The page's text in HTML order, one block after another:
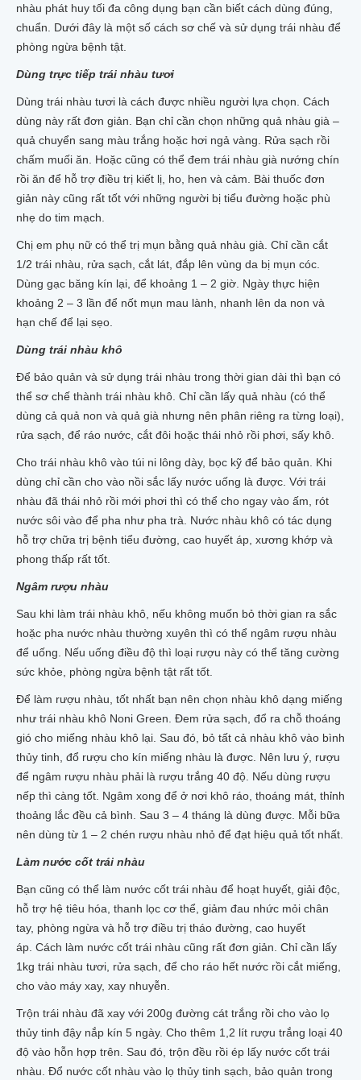
nhàu phát huy tối đa công dụng bạn cần biết cách dùng đúng,
chuẩn. Dưới đây là một số cách sơ chế và sử dụng trái nhàu để
phòng ngừa bệnh tật.
Dùng trực tiếp trái nhàu tươi
Dùng trái nhàu tươi là cách được nhiều người lựa chọn. Cách
dùng này rất đơn giản. Bạn chỉ cần chọn những quả nhàu già –
quả chuyển sang màu trắng hoặc hơi ngả vàng. Rửa sạch rồi
chấm muối ăn. Hoặc cũng có thể đem trái nhàu già nướng chín
rồi ăn để hỗ trợ điều trị kiết lị, ho, hen và cảm. Bài thuốc đơn
giản này cũng rất tốt với những người bị tiểu đường hoặc phù
nhẹ do tim mạch.
Chị em phụ nữ có thể trị mụn bằng quả nhàu già. Chỉ cần cắt
1/2 trái nhàu, rửa sạch, cắt lát, đắp lên vùng da bị mụn cóc.
Dùng gạc băng kín lại, để khoảng 1 – 2 giờ. Ngày thực hiện
khoảng 2 – 3 lần để nốt mụn mau lành, nhanh lên da non và
hạn chế để lại sẹo.
Dùng trái nhàu khô
Để bảo quản và sử dụng trái nhàu trong thời gian dài thì bạn có
thể sơ chế thành trái nhàu khô. Chỉ cần lấy quả nhàu (có thể
dùng cả quả non và quả già nhưng nên phân riêng ra từng loại),
rửa sạch, để ráo nước, cắt đôi hoặc thái nhỏ rồi phơi, sấy khô.
Cho trái nhàu khô vào túi ni lông dày, bọc kỹ để bảo quản. Khi
dùng chỉ cần cho vào nồi sắc lấy nước uống là được. Với trái
nhàu đã thái nhỏ rồi mới phơi thì có thể cho ngay vào ấm, rót
nước sôi vào để pha như pha trà. Nước nhàu khô có tác dụng
hỗ trợ chữa trị bệnh tiểu đường, cao huyết áp, xương khớp và
phong thấp rất tốt.
Ngâm rượu nhàu
Sau khi làm trái nhàu khô, nếu không muốn bỏ thời gian ra sắc
hoặc pha nước nhàu thường xuyên thì có thể ngâm rượu nhàu
để uống. Nếu uống điều độ thì loại rượu này có thể tăng cường
sức khỏe, phòng ngừa bệnh tật rất tốt.
Để làm rượu nhàu, tốt nhất bạn nên chọn nhàu khô dạng miếng
như trái nhàu khô Noni Green. Đem rửa sạch, đổ ra chỗ thoáng
gió cho miếng nhàu khô lại. Sau đó, bỏ tất cả nhàu khô vào bình
thủy tinh, đổ rượu cho kín miếng nhàu là được. Nên lưu ý, rượu
để ngâm rượu nhàu phải là rượu trắng 40 độ. Nếu dùng rượu
nếp thì càng tốt. Ngâm xong để ở nơi khô ráo, thoáng mát, thỉnh
thoảng lắc đều cả bình. Sau 3 – 4 tháng là dùng được. Mỗi bữa
nên dùng từ 1 – 2 chén rượu nhàu nhỏ để đạt hiệu quả tốt nhất.
Làm nước cốt trái nhàu
Bạn cũng có thể làm nước cốt trái nhàu để hoạt huyết, giải độc,
hỗ trợ hệ tiêu hóa, thanh lọc cơ thể, giảm đau nhức mỏi chân
tay, phòng ngừa và hỗ trợ điều trị tháo đường, cao huyết
áp. Cách làm nước cốt trái nhàu cũng rất đơn giản. Chỉ cần lấy
1kg trái nhàu tươi, rửa sạch, để cho ráo hết nước rồi cắt miếng,
cho vào máy xay, xay nhuyễn.
Trộn trái nhàu đã xay với 200g đường cát trắng rồi cho vào lọ
thủy tinh đậy nắp kín 5 ngày. Cho thêm 1,2 lít rượu trắng loại 40
độ vào hỗn hợp trên. Sau đó, trộn đều rồi ép lấy nước cốt trái
nhàu. Đổ nước cốt nhàu vào lọ thủy tinh sạch, bảo quản trong